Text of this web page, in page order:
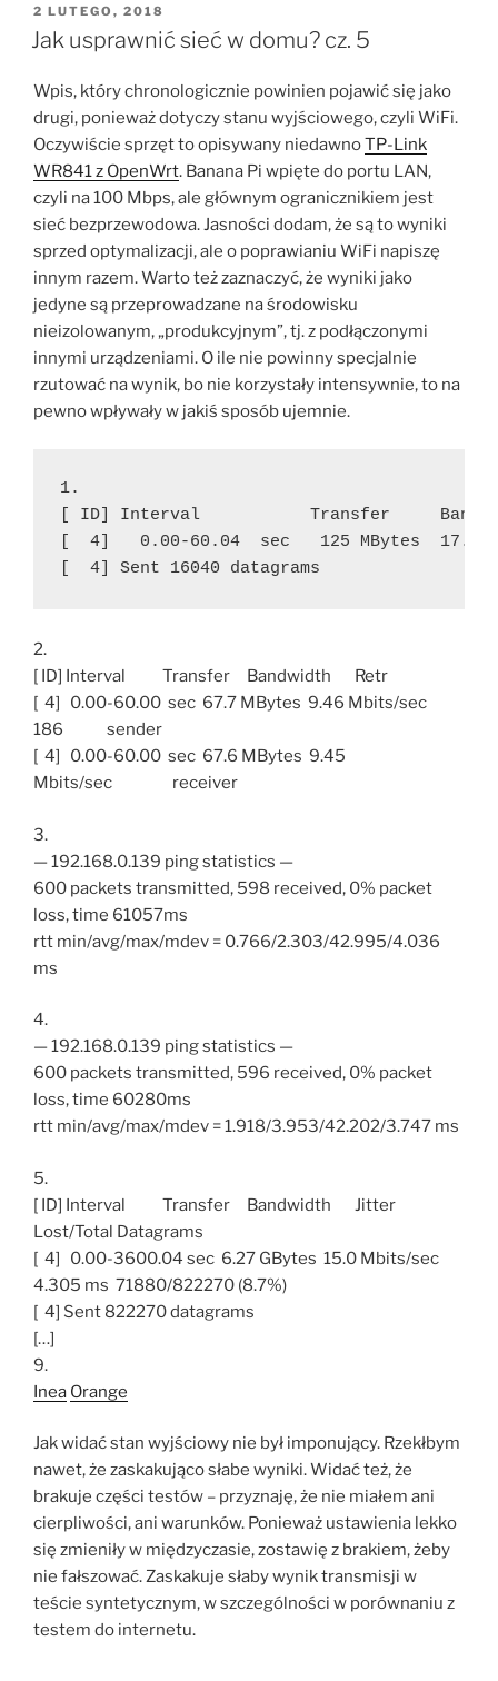
OPUBLIKOWANE
W
2 LUTEGO, 2018
Jak usprawnić sieć w domu? cz. 5
Wpis, który chronologicznie powinien pojawić się jako
drugi, ponieważ dotyczy stanu wyjściowego, czyli WiFi.
Oczywiście sprzęt to opisywany niedawnoTP-Link
WR841 z OpenWrt. Banana Pi wpięte do portu LAN,
czyli na 100 Mbps, ale głównym ogranicznikiem jest
sieć bezprzewodowa. Jasności dodam, że są to wyniki
sprzed optymalizacji, ale o poprawianiu WiFi napiszę
innym razem. Warto też zaznaczyć, że wyniki jako
jedyne są przeprowadzane na środowisku
nieizolowanym, „produkcyjnym”, tj. z podłączonymi
innymi urządzeniami. O ile nie powinny specjalnie
rzutować na wynik, bo nie korzystały intensywnie, to na
pewno wpływały w jakiś sposób ujemnie.
1.
[ ID] Interval           Transfer
[  4]   0.00-60.04  sec   125 MBytes
[  4] Sent 16040 datagrams
2.
[ ID] Interval Transfer Bandwidth Retr
[ 4] 0.00-60.00 sec 67.7 MBytes 9.46 Mbits/sec
186 sender
[ 4] 0.00-60.00 sec 67.6 MBytes 9.45
Mbits/sec receiver
3.
— 192.168.0.139 ping statistics —
600 packets transmitted, 598 received, 0% packet
loss, time 61057ms
rtt min/avg/max/mdev = 0.766/2.303/42.995/4.036
ms
4.
— 192.168.0.139 ping statistics —
600 packets transmitted, 596 received, 0% packet
loss, time 60280ms
rtt min/avg/max/mdev = 1.918/3.953/42.202/3.747 ms
5.
[ ID] Interval Transfer Bandwidth Jitter
Lost/Total Datagrams
[ 4] 0.00-3600.04 sec 6.27 GBytes 15.0 Mbits/sec
4.305 ms 71880/822270 (8.7%)
[ 4] Sent 822270 datagrams
[…]
9.
Inea Orange
Jak widać stan wyjściowy nie był imponujący. Rzekłbym
nawet, że zaskakująco słabe wyniki. Widać też, że
brakuje części testów – przyznaję, że nie miałem ani
cierpliwości, ani warunków. Ponieważ ustawienia lekko
się zmieniły w międzyczasie, zostawię z brakiem, żeby
nie fałszować. Zaskakuje słaby wynik transmisji w
teście syntetycznym, w szczególności w porównaniu z
testem do internetu.